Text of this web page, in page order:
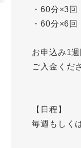
・60分×3
・60分×6
お申込み1
ご入金くだ
【日程】
毎週もしく